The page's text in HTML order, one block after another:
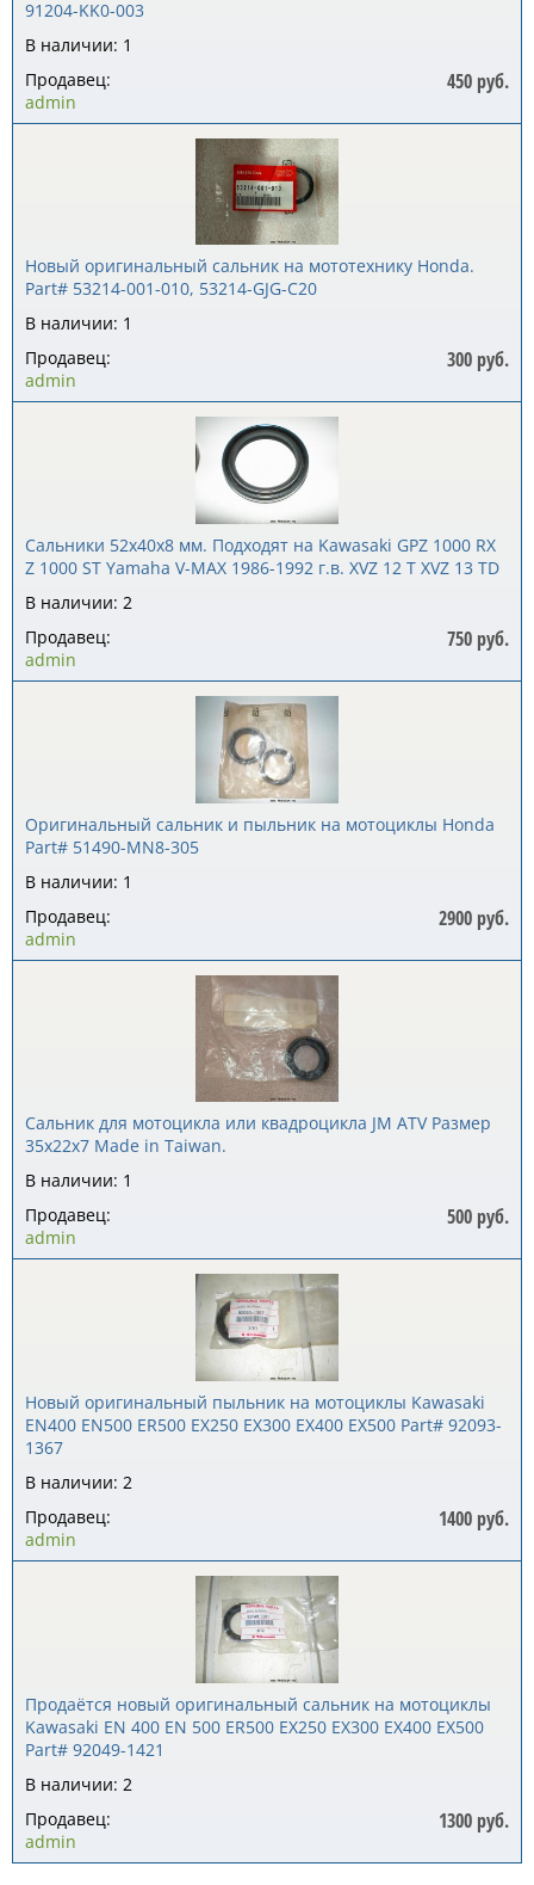
91204-KK0-003
В наличии: 1
450 руб.
Продавец:
admin
Новый оригинальный сальник на мототехнику Honda.
Part# 53214-001-010, 53214-GJG-C20
В наличии: 1
300 руб.
Продавец:
admin
Сальники 52x40x8 мм. Подходят на Kawasaki GPZ 1000 RX
Z 1000 ST Yamaha V-MAX 1986-1992 г.в. XVZ 12 T XVZ 13 TD
В наличии: 2
750 руб.
Продавец:
admin
Оригинальный сальник и пыльник на мотоциклы Honda
Part# 51490-MN8-305
В наличии: 1
2900 руб.
Продавец:
admin
Сальник для мотоцикла или квадроцикла JM ATV Размер
35x22x7 Made in Taiwan.
В наличии: 1
500 руб.
Продавец:
admin
Новый оригинальный пыльник на мотоциклы Kawasaki
EN400 EN500 ER500 EX250 EX300 EX400 EX500 Part# 92093-
1367
В наличии: 2
1400 руб.
Продавец:
admin
Продаётся новый оригинальный сальник на мотоциклы
Kawasaki EN 400 EN 500 ER500 EX250 EX300 EX400 EX500
Part# 92049-1421
В наличии: 2
1300 руб.
Продавец:
admin